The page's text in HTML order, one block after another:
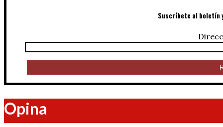
Suscríbete al boletín
Opina